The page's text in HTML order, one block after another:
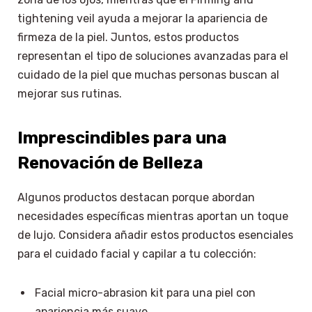
tightening veil ayuda a mejorar la apariencia de
firmeza de la piel. Juntos, estos productos
representan el tipo de soluciones avanzadas para el
cuidado de la piel que muchas personas buscan al
mejorar sus rutinas.
Imprescindibles para una
Renovación de Belleza
Algunos productos destacan porque abordan
necesidades específicas mientras aportan un toque
de lujo. Considera añadir estos productos esenciales
para el cuidado facial y capilar a tu colección:
Facial micro-abrasion kit para una piel con